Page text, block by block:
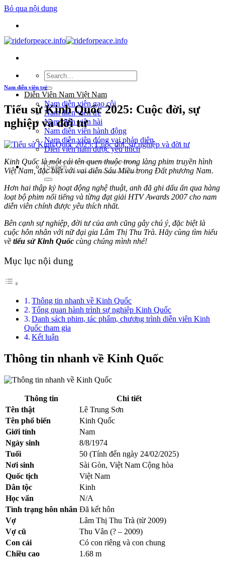
Bỏ qua nội dung
Diễn Viên Nam Việt Nam
Nam diễn viên gạo cội
Nam diễn viên trẻ
Nam diễn viên hài
Nam diễn viên hành động
Nam diễn viên đóng vai phản diện
Diễn viên nam được yêu thích
Nam diễn viên trẻ
Tiểu sử Kinh Quốc 2025: Cuộc đời, sự
nghiệp và đời tư
Kinh Quốc là một cái tên quen thuộc trong làng phim truyền hình
Việt Nam, đặc biệt với vai diễn Sáu Miều trong Đất phương Nam.
Hơn hai thập kỷ hoạt động nghệ thuật, anh đã ghi dấu ấn qua hàng
loạt bộ phim nổi tiếng và từng đạt giải HTV Awards 2007 cho nam
diễn viên chính được yêu thích nhất.
Bên cạnh sự nghiệp, đời tư của anh cũng gây chú ý, đặc biệt là
cuộc hôn nhân với nữ đại gia Lâm Thị Thu Trà. Hãy cùng tìm hiểu
về tiểu sử Kinh Quốc cùng chúng mình nhé!
Mục lục nội dung
Thông tin nhanh về Kinh Quốc
Tổng quan hành trình sự nghiệp Kinh Quốc
Danh sách phim, tác phẩm, chương trình diễn viên Kinh
Quốc tham gia
Kết luận
Thông tin nhanh về Kinh Quốc
Thông tin
Chi tiết
Tên thật
Lê Trung Sơn
Tên phổ biến
Kinh Quốc
Giới tính
Nam
Ngày sinh
8/8/1974
Tuổi
50 (Tính đến ngày 24/02/2025)
Nơi sinh
Sài Gòn, Việt Nam Cộng hòa
Quốc tịch
Việt Nam
Dân tộc
Kinh
Học vấn
N/A
Tình trạng hôn nhân Đã kết hôn
Vợ
Lâm Thị Thu Trà (từ 2009)
Vợ cũ
Thu Vân (? – 2009)
Con cái
Có con riêng và con chung
Chiều cao
1.68 m